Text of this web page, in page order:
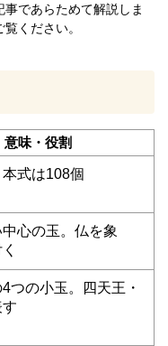
であらためて解説しま
覧ください。
意味・役割
式は108個
心の玉。仏を象
つの小玉。四天王・